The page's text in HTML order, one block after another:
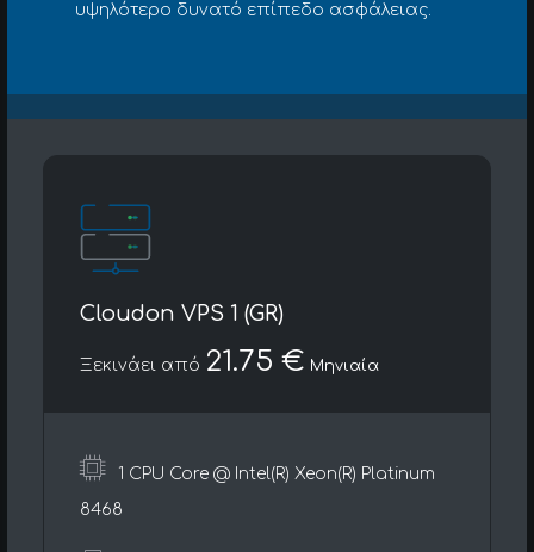
υψηλότερο δυνατό επίπεδο ασφάλειας.
Cloudon VPS 1 (GR)
Ξεκινάει από 21.75 € Μηνιαία
1 CPU Core @ Intel(R) Xeon(R) Platinum
8468